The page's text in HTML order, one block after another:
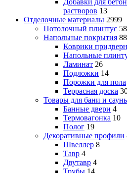
Добавки для
растворов 13
Отделочные материалы 2999
Потолочный плинтус 58
Напольные покрытия
Коврики
Напольные
Ламинат 26
Подложки 14
Порожки для пола
Террасная доска
Товары для бани и
Банные двери 4
Термовагонка 10
Полог 19
Декоративные профили
Швеллер 8
Тавр 4
Двутавр 4
Трубы 14